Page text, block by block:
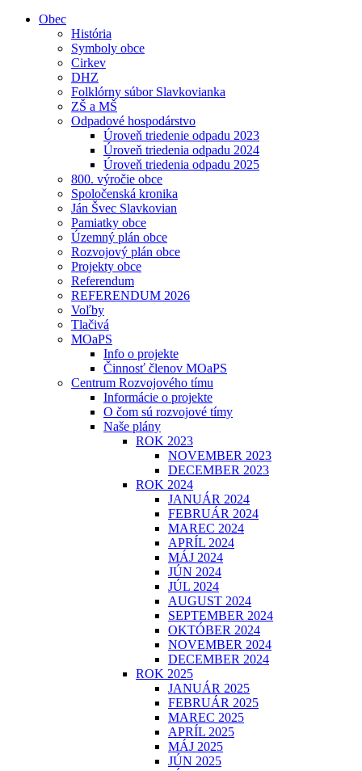
Obec
História
Symboly obce
Cirkev
DHZ
Folklórny súbor Slavkovianka
ZŠ a MŠ
Odpadové hospodárstvo
Úroveň triedenie odpadu 2023
Úroveň triedenia odpadu 2024
Úroveň triedenia odpadu 2025
800. výročie obce
Spoločenská kronika
Ján Švec Slavkovian
Pamiatky obce
Územný plán obce
Rozvojový plán obce
Projekty obce
Referendum
REFERENDUM 2026
Voľby
Tlačivá
MOaPS
Info o projekte
Činnosť členov MOaPS
Centrum Rozvojového tímu
Informácie o projekte
O čom sú rozvojové tímy
Naše plány
ROK 2023
NOVEMBER 2023
DECEMBER 2023
ROK 2024
JANUÁR 2024
FEBRUÁR 2024
MAREC 2024
APRÍL 2024
MÁJ 2024
JÚN 2024
JÚL 2024
AUGUST 2024
SEPTEMBER 2024
OKTÓBER 2024
NOVEMBER 2024
DECEMBER 2024
ROK 2025
JANUÁR 2025
FEBRUÁR 2025
MAREC 2025
APRÍL 2025
MÁJ 2025
JÚN 2025